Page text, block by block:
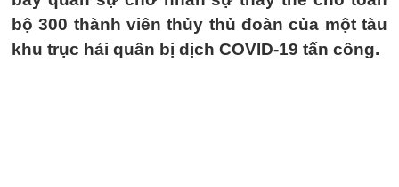
bộ 300 thành viên thủy thủ đoàn của một tàu
khu trục hải quân bị dịch COVID-19 tấn công.